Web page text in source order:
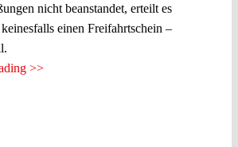
nicht beanstandet, erteilt es
einen Freifahrtschein –
>>